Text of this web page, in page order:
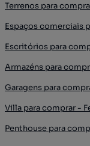
Terrenos para
Espaços comerciais
Escritórios para
Armazéns para
Garagens para
Villa para comprar -
Penthouse para